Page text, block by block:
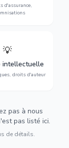
d'assurance,
💡
intellectuelle
droits d'auteur
vos créations
lutte contre la
pas à nous
pas listé ici.
de détails.